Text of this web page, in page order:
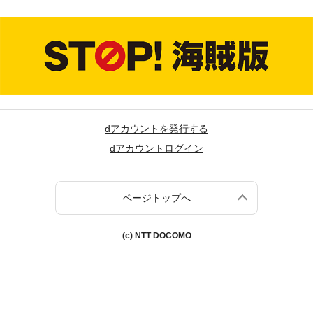
dアカウントを発行する
dアカウントログイン
ページトップへ
(c) NTT DOCOMO